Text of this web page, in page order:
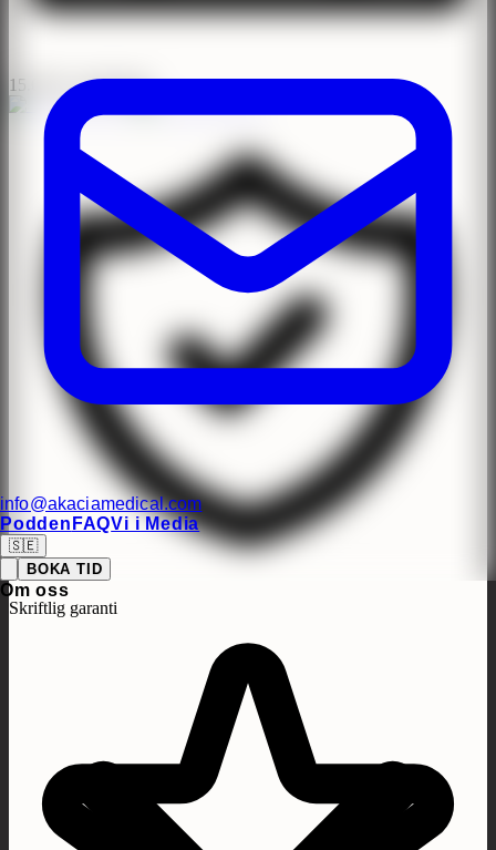
info@akaciamedical.com
Podden FAQVi i Media
🇸🇪
BOKA TID
Om oss
15.000+ operationer
Skriftlig garanti